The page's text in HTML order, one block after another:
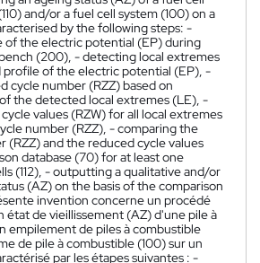
and/or a fuel cell system (100) on a
by the following steps: -
the electric potential (EP) during
(200), - detecting local extremes
of the electric potential (EP), -
cycle number (RZZ) based on
the detected local extremes (LE), -
values (RZW) for all local extremes
number (RZZ), - comparing the
(RZZ) and the reduced cycle values
database (70) for at least one
(112), - outputting a qualitative and/or
(AZ) on the basis of the comparison
invention concerne un procédé
de vieillissement (AZ) d'une pile à
empilement de piles à combustible
de pile à combustible (100) sur un
par les étapes suivantes : -